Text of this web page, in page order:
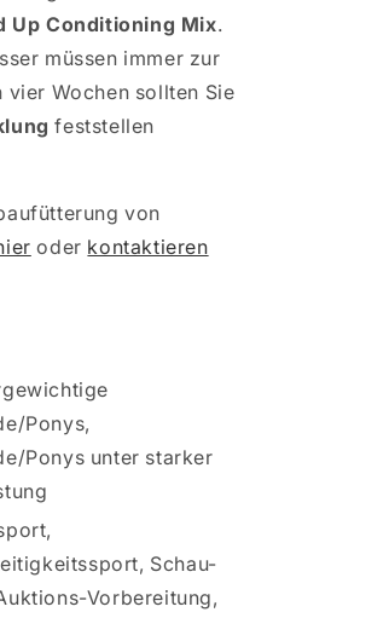
Up Conditioning Mix.
müssen immer zur
vier Wochen sollten Sie
feststellen
von
oder kontaktieren
Ponys,
Ponys unter starker
Schau-
Vorbereitung,